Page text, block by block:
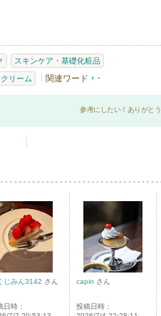
スキンケア・基礎化粧品
リーム 関連ワード -
参考にしたい！ありがとう
じみん3142 さん
日時：
capin さん
投稿日時：